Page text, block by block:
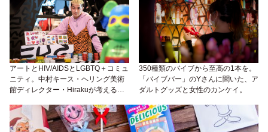
アートとHIV/AIDSとLGBTQ＋コミュ
ニティ。中村キース・ヘリング美術
館ディレクター・Hirakuが考える日
350種類のバイブから至高の1本を。
「バイブバー」のYさんに聞いた、ア
ダルトグッズと女性のカンケイ。